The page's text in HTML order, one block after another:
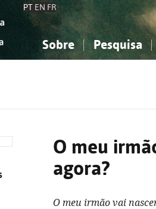
PT EN FR
Sobre Pesquisa
O meu
agora?
O meu irmão vai